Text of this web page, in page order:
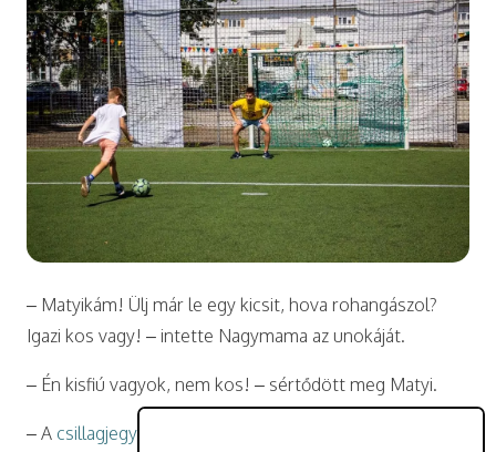
– Matyikám! Ülj már le egy kicsit, hova rohangászol?
Igazi kos vagy! – intette Nagymama az unokáját.
– Én kisfiú vagyok, nem kos! – sértődött meg Matyi.
– A csillagjegyed